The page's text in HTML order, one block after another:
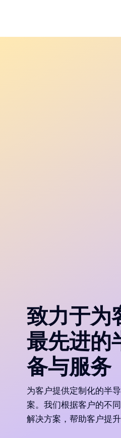
致力于为
最先进的
备与服务
为客户提供定制化的半
案。我们根据客户的不
解决方案，帮助客户提